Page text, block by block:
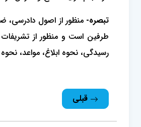
تبصره- منظور از اصول دادرسی،
طرفین است و منظور از
رسیدگی، نحوه ابلاغ، مواعد،
قبلی